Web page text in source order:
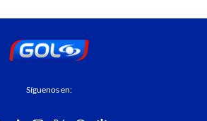
Síguenos en: